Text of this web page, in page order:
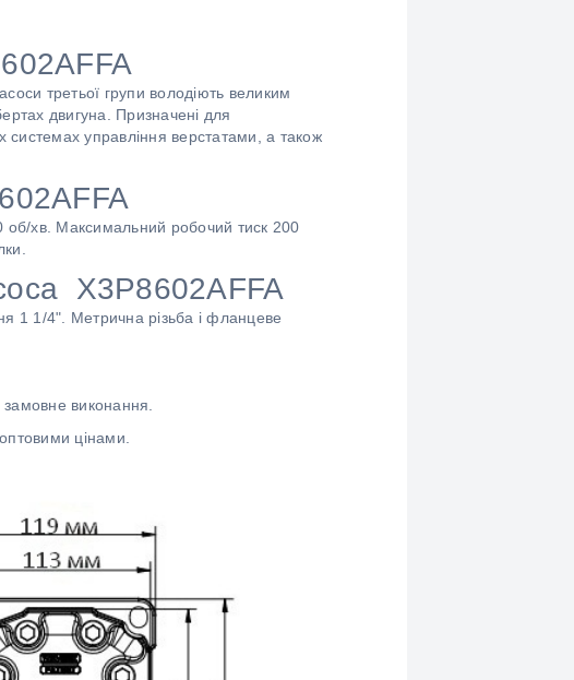
третьої групи володіють великим
двигуна. Призначені для
системах управління верстатами, а також
об/хв. Максимальний робочий тиск 200
X3P8602AFFA
1 1/4". Метрична різьба і фланцеве
виконання.
цінами.